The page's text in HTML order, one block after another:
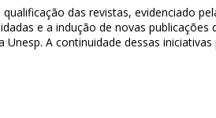
das revistas, evidenciado
e a indução de novas
A continuidade dessas